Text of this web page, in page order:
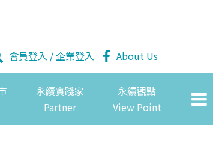
會員登入 /企業登入 About Us
永續實踐家
Partner
永續觀點
View Point